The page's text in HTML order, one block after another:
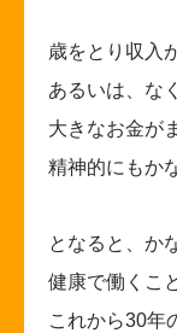
歳をとり収入
あるいは、な
大きなお金が
精神的にもか
となると、か
健康で働くこ
これから30年